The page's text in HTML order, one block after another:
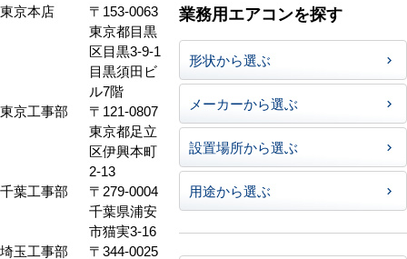
東京本店
〒153-0063
東京都目黒
区目黒3-9-1
目黒須田ビ
ル7階
東京工事部
〒121-0807
東京都足立
区伊興本町
2-13
千葉工事部
〒279-0004
千葉県浦安
市猫実3-16
埼玉工事部
〒344-0025
業務用エアコンを探す
形状から選ぶ
メーカーから選ぶ
設置場所から選ぶ
用途から選ぶ